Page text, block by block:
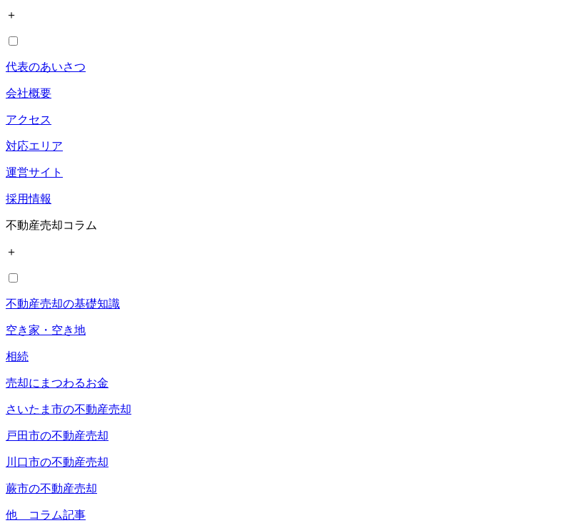
＋
代表のあいさつ
会社概要
アクセス
対応エリア
運営サイト
採用情報
不動産売却コラム
＋
不動産売却の基礎知識
空き家・空き地
相続
売却にまつわるお金
さいたま市の不動産売却
戸田市の不動産売却
川口市の不動産売却
蕨市の不動産売却
他 コラム記事